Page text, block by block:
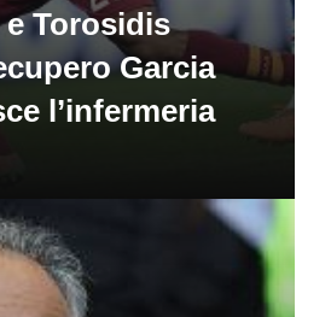
Torosidis
Garcia
l’infermeria